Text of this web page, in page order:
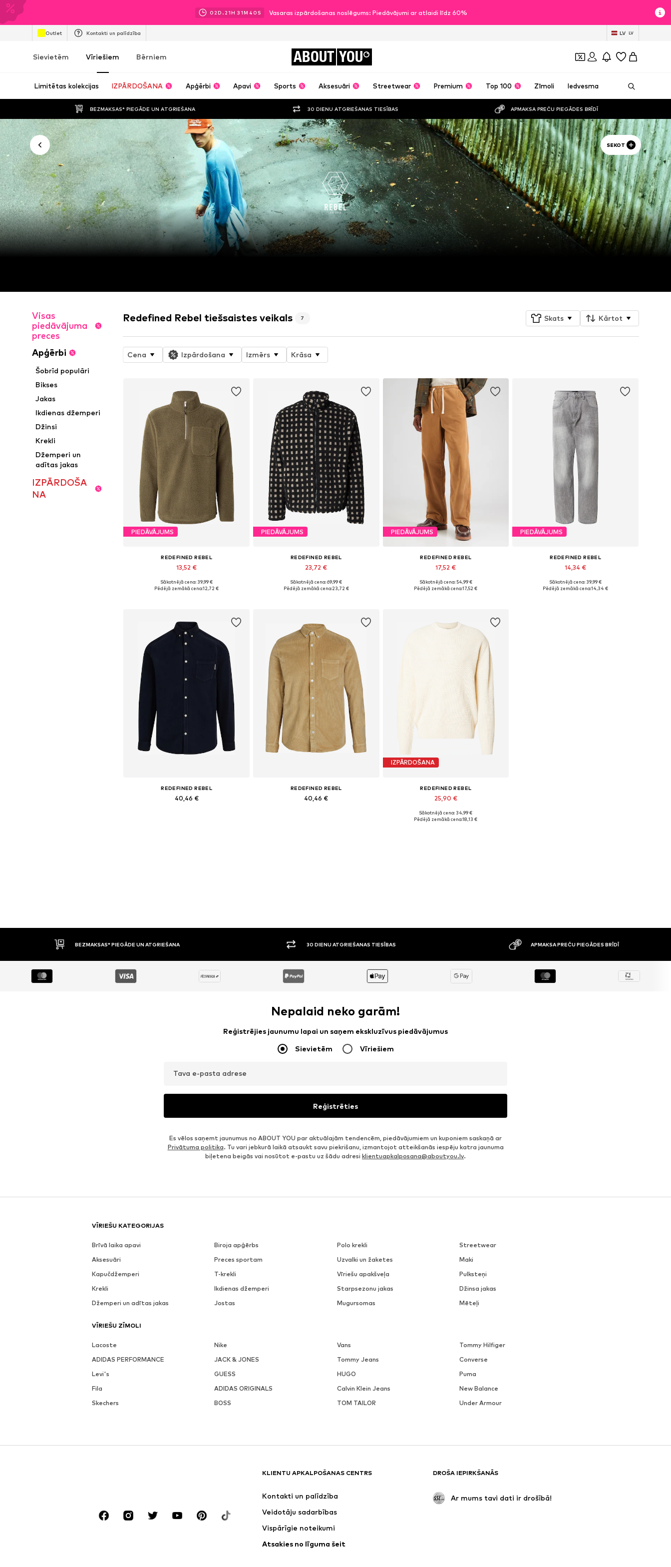
02D. 21H 31M 39 S Vasaras izpārdošanas noslēgums: Piedāvājumi ar atlaidi līdz 60%
Outlet Kontakti un palīdzība LV LV
Sievietēm Vīriešiem Bērniem ABOUT YOU
Limitētas kolekcijas IZPĀRDOŠANA Apģērbi Apavi Sports Aksesuāri Streetwear Premium Top 100 Zīmoli Iedvesma
BEZMAKSAS* PIEGĀDE UN ATGRIEŠANA 30 DIENU ATGRIEŠANAS TIESĪBAS APMAKSA PREČU PIEGĀDES BRĪDĪ
SEKOT
Visas
piedāvājuma
preces
Apģērbi
Šobrīd populāri
Bikses
Jakas
Ikdienas džemperi
Džinsi
Krekli
Džemperi un
adītas jakas
IZPĀRDOŠA
NA
Redefined Rebel tiešsaistes veikals 7 Skats Kārtot
Cena Izpārdošana Izmērs Krāsa
PIEDĀVĀJUMS
REDEFINED REBEL
13,52 €
Pieejamie izmēri: S
Sākotnējā cena: 39,99 €
Pēdējā zemākā cena:12,72 €
PIEDĀVĀJUMS
REDEFINED REBEL
23,72 €
Pieejamie izmēri: XL
Sākotnējā cena: 69,99 €
Pēdējā zemākā cena:23,72 €
PIEDĀVĀJUMS
REDEFINED REBEL
17,52 €
Pieejamie izmēri: 33
Sākotnējā cena: 54,99 €
Pēdējā zemākā cena:17,52 €
PIEDĀVĀJUMS
REDEFINED REBEL
14,34 €
Pieejamie izmēri: 29 x 32
Sākotnējā cena: 39,99 €
Pēdējā zemākā cena:14,34 €
REDEFINED REBEL
40,46 €
REDEFINED REBEL
40,46 €
IZPĀRDOŠANA
REDEFINED REBEL
25,90 €
Pieejamie izmēri: M, XXL
Sākotnējā cena: 34,99 €
Pēdējā zemākā cena:18,13 €
BEZMAKSAS* PIEGĀDE UN ATGRIEŠANA 30 DIENU ATGRIEŠANAS TIESĪBAS APMAKSA PREČU PIEGĀDES BRĪDĪ
Nepalaid neko garām!
Reģistrējies jaunumu lapai un saņem ekskluzīvus piedāvājumus
Sievietēm Vīriešiem
Tava e-pasta adrese
Reģistrēties
Es vēlos saņemt jaunumus no ABOUT YOU par aktuālajām tendencēm, piedāvājumiem un kuponiem saskaņā ar
Privātuma politika. Tu vari jebkurā laikā atsaukt savu piekrišanu, izmantojot atteikšanās iespēju katra jaunuma
biļetena beigās vai nosūtot e-pastu uz šādu adresi klientuapkalposana@aboutyou.lv.
VĪRIEŠU KATEGORIJAS
Brīvā laika apavi Biroja apģērbs Polo krekli
Streetwear
Aksesuāri
Preces sportam Uzvalki un žaketes
Maki
Kapučdžemperi
T-krekli Vīriešu apakšveļa
Pulksteņi
Krekli
Ikdienas džemperi Starpsezonu jakas
Džinsa jakas
Džemperi un adītas jakas
Jostas Mugursomas Mēteļi
VĪRIEŠU ZĪMOLI
Lacoste Nike Vans
Tommy Hilfiger
ADIDAS PERFORMANCE
JACK & JONES Tommy Jeans
Converse
Levi's
GUESS HUGO
Puma
Fila
ADIDAS ORIGINALS Calvin Klein Jeans
New Balance
Skechers
BOSS TOM TAILOR Under Armour
KLIENTU APKALPOŠANAS CENTRS
Kontakti un palīdzība
Veidotāju sadarbības
Vispārīgie noteikumi
Atsakies no līguma šeit
DROŠA IEPIRKŠANĀS
Ar mums tavi dati ir drošībā!